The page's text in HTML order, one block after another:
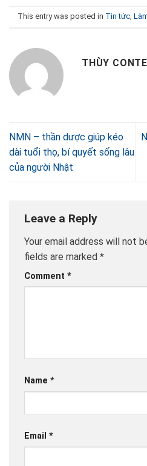
This entry was posted in Tin tức
THÙY
NMN – thần dược giúp kéo
dài tuổi thọ, bí quyết sống lâu
của người Nhật
Leave a Reply
Your email address will not
fields are marked *
Comment *
Name *
Email *